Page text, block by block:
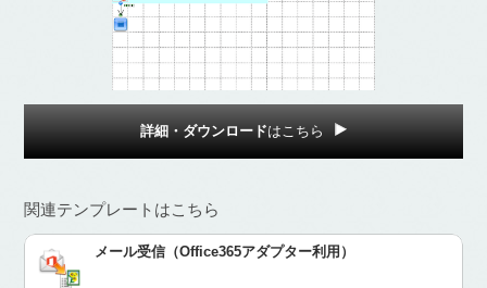
詳細・ダウンロードはこちら
関連テンプレートはこちら
メール受信（Office365アダプター利用）